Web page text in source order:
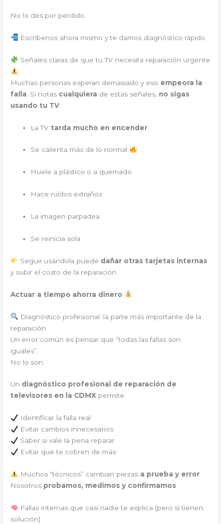
No lo des por perdido.
Escríbenos ahora mismo y te damos diagnóstico rápido.
Señales claras de que tu TV necesita reparación urgente
Muchas personas esperan demasiado y eso empeora la
falla . Si notas cualquiera de estas señales, no sigas
usando tu TV:
La TV tarda mucho en encender
Se calienta más de lo normal
Huele a plástico o a quemado
Hace ruidos extraños
La imagen parpadea
Se reinicia sola
Seguir usándola puede dañar otras tarjetas internas
y subir el costo de la reparación.
Actuar a tiempo ahorra dinero
Diagnóstico profesional: la parte más importante de la
reparación
Un error común es pensar que “todas las fallas son
iguales”.
No lo son.
Un diagnóstico profesional de reparación de
televisores en la CDMX permite:
Identificar la falla real
Evitar cambios innecesarios
Saber si vale la pena reparar
Evitar que te cobren de más
Muchos “técnicos” cambian piezas a prueba y error.
Nosotros probamos, medimos y confirmamos
Fallas internas que casi nadie te explica (pero sí tienen
solución)